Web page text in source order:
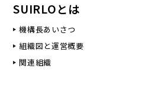
SUIRLOとは
機構長あいさつ
組織図と運営概要
関連組織